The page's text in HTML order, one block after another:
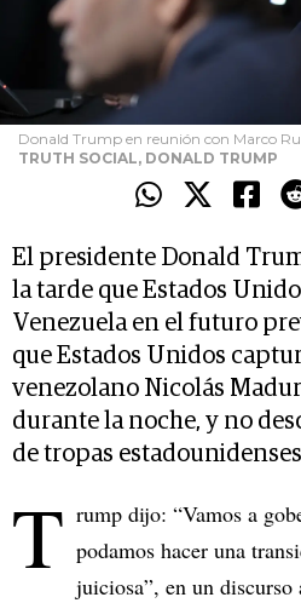
Donald Trump en reunión con Marco
TRUTH SOCIAL, DONALD TRUMP
El presidente Donald
la tarde que Estados
Venezuela en el futuro
que Estados Unidos
venezolano Nicolás
durante la noche, y no
de tropas
T rump dijo: “Vamos a
podamos hacer una
juiciosa”, en un